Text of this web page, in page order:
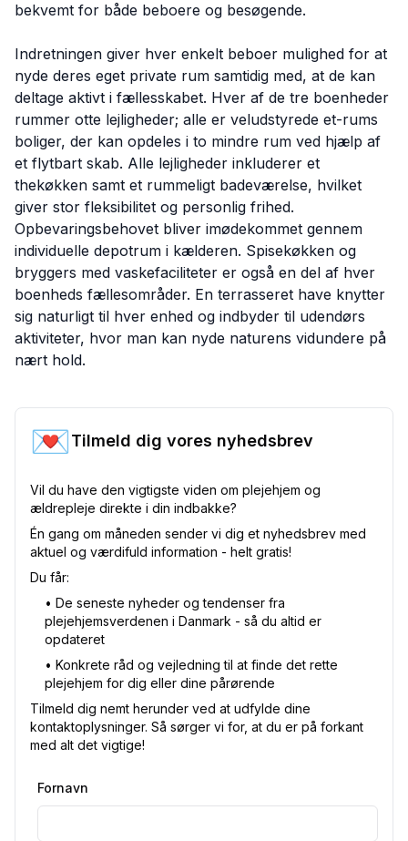
bekvemt for både beboere og besøgende.
Indretningen giver hver enkelt beboer mulighed for at
nyde deres eget private rum samtidig med, at de kan
deltage aktivt i fællesskabet. Hver af de tre boenheder
rummer otte lejligheder; alle er veludstyrede et-rums
boliger, der kan opdeles i to mindre rum ved hjælp af
et flytbart skab. Alle lejligheder inkluderer et
thekøkken samt et rummeligt badeværelse, hvilket
giver stor fleksibilitet og personlig frihed.
Opbevaringsbehovet bliver imødekommet gennem
individuelle depotrum i kælderen. Spisekøkken og
bryggers med vaskefaciliteter er også en del af hver
boenheds fællesområder. En terrasseret have knytter
sig naturligt til hver enhed og indbyder til udendørs
aktiviteter, hvor man kan nyde naturens vidundere på
nært hold.
💌Tilmeld dig vores nyhedsbrev
Vil du have den vigtigste viden om plejehjem og
ældrepleje direkte i din indbakke?
Én gang om måneden sender vi dig et nyhedsbrev med
aktuel og værdifuld information - helt gratis!
Du får:
•⁠ De seneste nyheder og tendenser fra
plejehjemsverdenen i Danmark - så du altid er
opdateret
•⁠ Konkrete råd og vejledning til at finde det rette
plejehjem for dig eller dine pårørende
Tilmeld dig nemt herunder ved at udfylde dine
kontaktoplysninger. Så sørger vi for, at du er på forkant
med alt det vigtige!
Fornavn